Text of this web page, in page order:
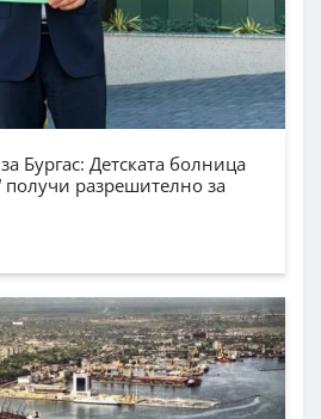
Бургас: Детската болница
получи разрешително за